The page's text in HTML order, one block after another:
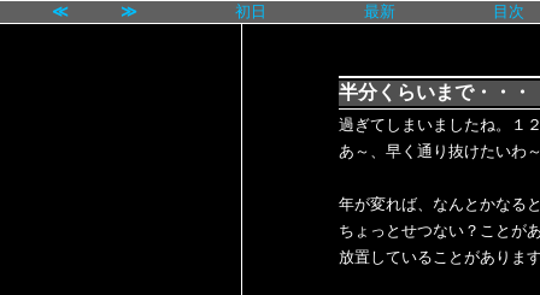
≪ ≫ 初日 最新 目次
半分くらいまで・・・
過ぎてしまいましたね。１
あ～、早く通り抜けたいわ
年が変れば、なんとかなる
ちょっとせつない？ことが
放置していることがありま